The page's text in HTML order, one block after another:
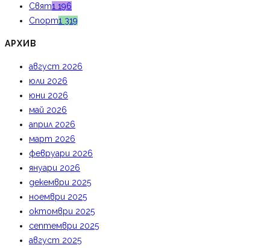
Свят1 196
Спорт1 319
АРХИВ
август 2026
юли 2026
юни 2026
май 2026
април 2026
март 2026
февруари 2026
януари 2026
декември 2025
ноември 2025
октомври 2025
септември 2025
август 2025